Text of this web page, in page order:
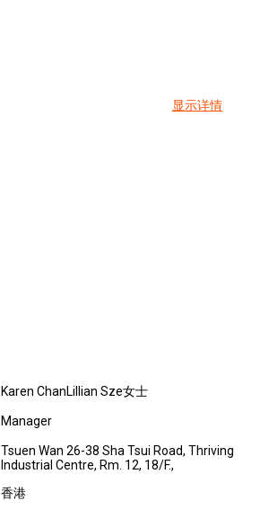
显示详情
Karen ChanLillian Sze女士
Manager
Tsuen Wan 26-38 Sha Tsui Road, Thriving
Industrial Centre, Rm. 12, 18/F.,
香港